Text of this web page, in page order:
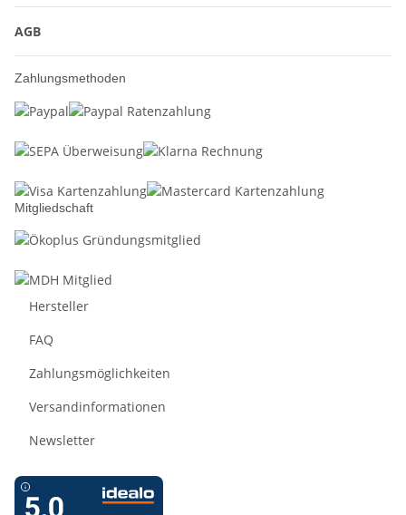
AGB
Zahlungsmethoden
Mitgliedschaft
Hersteller
FAQ
Zahlungsmöglichkeiten
Versandinformationen
Newsletter